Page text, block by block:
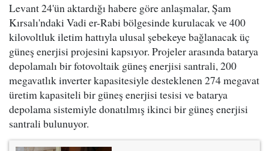
Levant 24'ün aktardığı habere göre anlaşmalar, Şam
Kırsalı'ndaki Vadi er-Rabi bölgesinde kurulacak ve 400
kilovoltluk iletim hattıyla ulusal şebekeye bağlanacak üç
güneş enerjisi projesini kapsıyor. Projeler arasında batarya
depolamalı bir fotovoltaik güneş enerjisi santrali, 200
megavatlık inverter kapasitesiyle desteklenen 274 megavat
üretim kapasiteli bir güneş enerjisi tesisi ve batarya
depolama sistemiyle donatılmış ikinci bir güneş enerjisi
santrali bulunuyor.